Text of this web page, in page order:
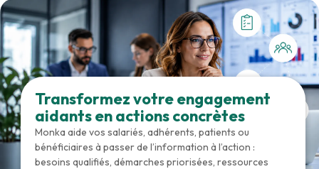
Transformez votre engagement
aidants en actions concrètes
Monka aide vos salariés, adhérents, patients ou
bénéficiaires à passer de l’information à l’action :
besoins qualifiés, démarches priorisées, ressources